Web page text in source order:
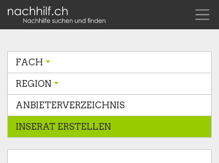
FACH
REGION
ANBIETERVERZEICHNIS
INSERAT ERSTELLEN